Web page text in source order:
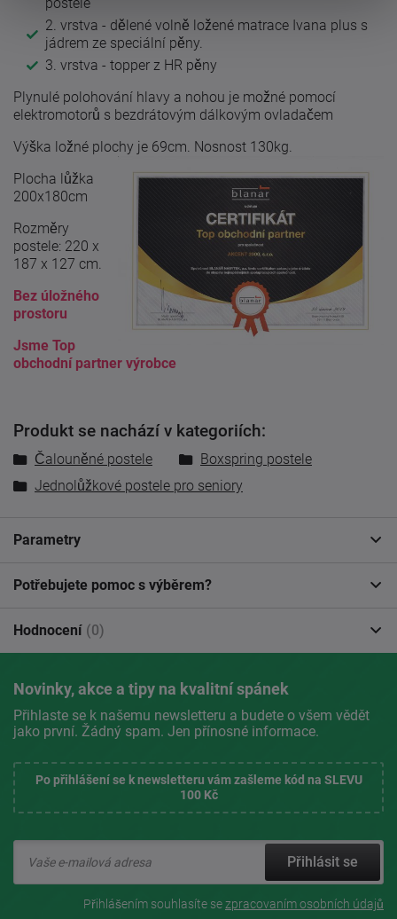
2. vrstva - dělené volně ložené matrace Ivana plus s
jádrem ze speciální pěny.
3. vrstva - topper z HR pěny
Plynulé polohování hlavy a nohou je možné pomocí
elektromotorů s bezdrátovým dálkovým ovladačem
Výška ložné plochy je 69cm. Nosnost 130kg.
Plocha lůžka
200x180cm
Rozměry
postele: 220 x
187 x 127 cm.
Bez úložného
prostoru
Jsme Top
obchodní partner výrobce
Produkt se nachází v kategoriích:
Čalouněné postele
Boxspring postele
Jednolůžkové postele pro seniory
Parametry
Potřebujete pomoc s výběrem?
Hodnocení (0)
Novinky, akce a tipy na kvalitní spánek
Přihlaste se k našemu newsletteru a budete o všem vědět
jako první. Žádný spam. Jen přínosné informace.
Po přihlášení se k newsletteru vám zašleme kód na SLEVU
100 Kč
Přihlásit se
Přihlášením souhlasíte sezpracovaním osobních údajů